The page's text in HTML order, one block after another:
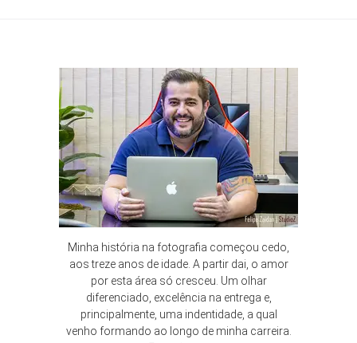
Minha história na fotografia começou cedo,
aos treze anos de idade. A partir dai, o amor
por esta área só cresceu. Um olhar
diferenciado, excelência na entrega e,
principalmente, uma indentidade, a qual
venho formando ao longo de minha carreira.